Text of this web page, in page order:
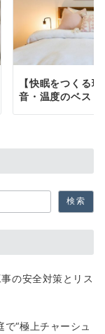
【快眠をつくる
音・温度のベス
検索
の安全対策とリス
で“極上チャーシュ